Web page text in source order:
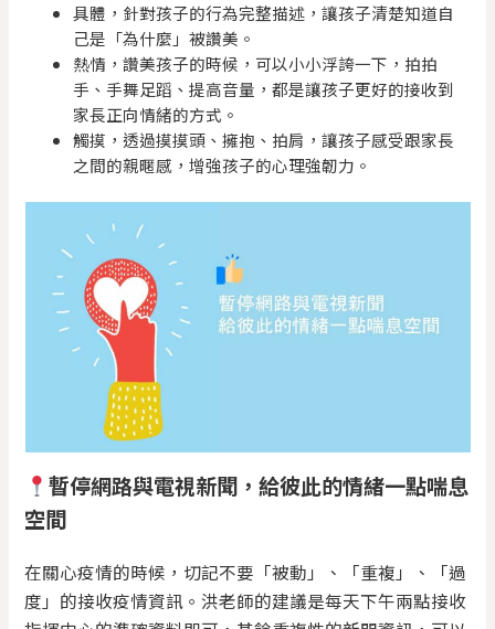
具體，針對孩子的行為完整描述，讓孩子清楚知道自
己是「為什麼」被讚美。
熱情，讚美孩子的時候，可以小小浮誇一下，拍拍
手、手舞足蹈、提高音量，都是讓孩子更好的接收到
家長正向情緒的方式。
觸摸，透過摸摸頭、擁抱、拍肩，讓孩子感受跟家長
之間的親暱感，增強孩子的心理強韌力。
暫停網路與電視新聞，給彼此的情緒一點喘息
空間
在關心疫情的時候，切記不要「被動」、「重複」、「過
度」的接收疫情資訊。洪老師的建議是每天下午兩點接收